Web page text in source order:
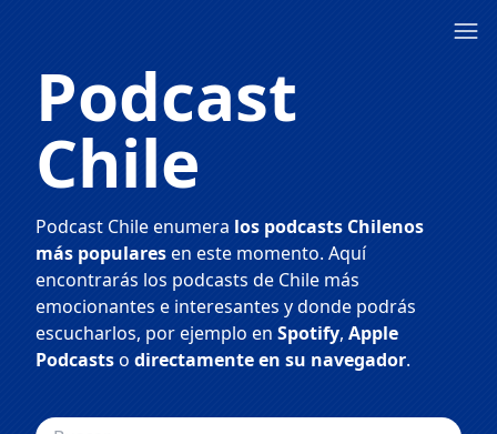
Podcast
Chile
Podcast Chile enumera los podcasts Chilenos
más popularesen este momento. Aquí
encontrarás los podcasts de Chile más
emocionantes e interesantes y donde podrás
escucharlos, por ejemplo en Spotify, Apple
Podcastso directamente en su navegador.